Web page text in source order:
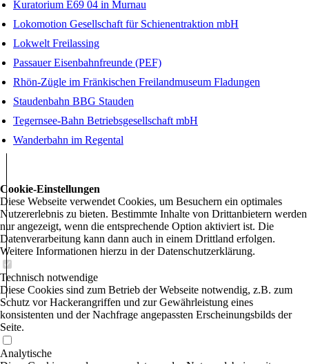
Kuratorium E69 04 in Murnau
Lokomotion Gesellschaft für Schienentraktion mbH
Lokwelt Freilassing
Passauer Eisenbahnfreunde (PEF)
Rhön-Zügle im Fränkischen Freilandmuseum Fladungen
Staudenbahn BBG Stauden
Tegernsee-Bahn Betriebsgesellschaft mbH
Wanderbahn im Regental
Cookie-Einstellungen
Diese Webseite verwendet Cookies, um Besuchern ein optimales
Nutzererlebnis zu bieten. Bestimmte Inhalte von Drittanbietern werden
nur angezeigt, wenn die entsprechende Option aktiviert ist. Die
Datenverarbeitung kann dann auch in einem Drittland erfolgen.
Weitere Informationen hierzu in der Datenschutzerklärung.
Technisch notwendige
Diese Cookies sind zum Betrieb der Webseite notwendig, z.B. zum
Schutz vor Hackerangriffen und zur Gewährleistung eines
konsistenten und der Nachfrage angepassten Erscheinungsbilds der
Seite.
Analytische